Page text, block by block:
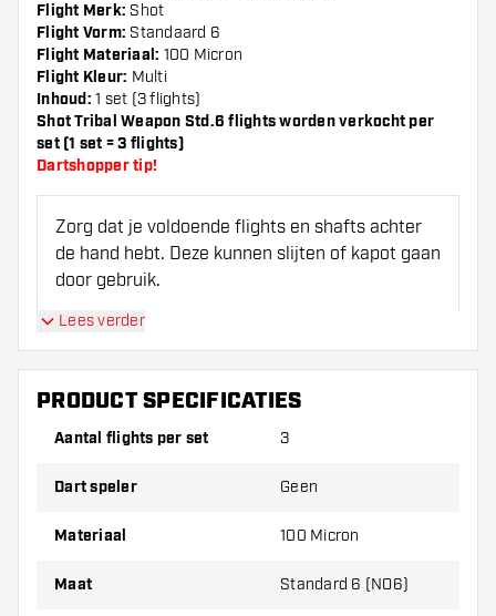
Flight Merk: Shot
Flight Vorm: Standaard 6
Flight Materiaal: 100 Micron
Flight Kleur: Multi
Inhoud: 1 set (3 flights)
Shot Tribal Weapon Std.6 flights worden verkocht per
set (1 set = 3 flights)
Dartshopper tip!
Zorg dat je voldoende flights en shafts achter
de hand hebt. Deze kunnen slijten of kapot gaan
door gebruik.
dikte van de flights om erachter te komen
welke variant het beste bij je past!
Lees verder
PRODUCT SPECIFICATIES
Aantal flights per set 3
Dart speler Geen
Materiaal 100 Micron
Maat Standard 6 (NO6)